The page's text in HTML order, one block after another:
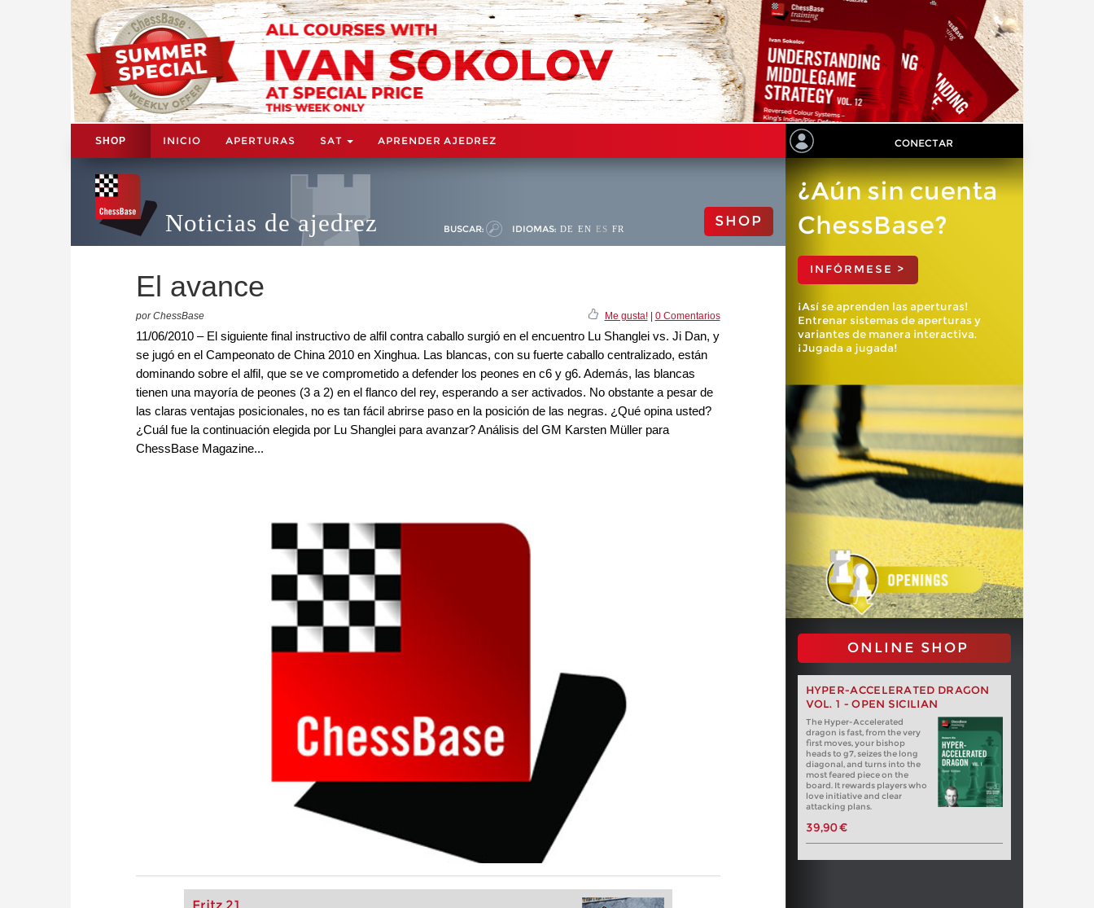
SHOP INICIO APERTURAS SAT APRENDER AJEDREZ CONECTAR
Noticias de ajedrez BUSCAR: IDIOMAS: DE EN ES FR SHOP
El avance
por ChessBase Me gusta!| 0 Comentarios
11/06/2010 – El siguiente final instructivo de alfil contra caballo surgió en el encuentro Lu Shanglei vs. Ji Dan, y
se jugó en el Campeonato de China 2010 en Xinghua. Las blancas, con su fuerte caballo centralizado, están
dominando sobre el alfil, que se ve comprometido a defender los peones en c6 y g6. Además, las blancas
tienen una mayoría de peones (3 a 2) en el flanco del rey, esperando a ser activados. No obstante a pesar de
las claras ventajas posicionales, no es tan fácil abrirse paso en la posición de las negras. ¿Qué opina usted?
¿Cuál fue la continuación elegida por Lu Shanglei para avanzar? Análisis del GM Karsten Müller para
ChessBase Magazine...
¿Aún sin cuenta
ChessBase?
INFÓRMESE >
¡Así se aprenden las aperturas!
Entrenar sistemas de aperturas y
variantes de manera interactiva.
¡Jugada a jugada!
ONLINE SHOP
HYPER-ACCELERATED DRAGON
VOL. 1 - OPEN SICILIAN
The Hyper-Accelerated
dragon is fast, from the very
first moves, your bishop
heads to g7, seizes the long
diagonal, and turns into the
most feared piece on the
board. It rewards players who
love initiative and clear
attacking plans.
39,90 €